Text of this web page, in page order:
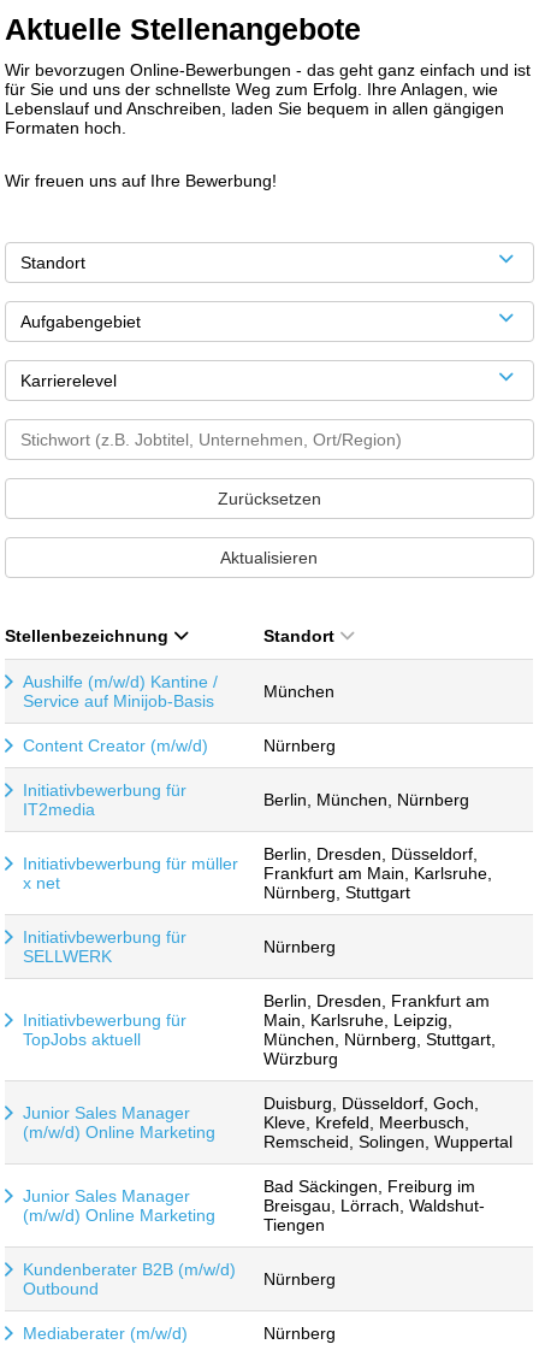
Aktuelle Stellenangebote
Wir bevorzugen Online-Bewerbungen - das geht ganz einfach und ist
für Sie und uns der schnellste Weg zum Erfolg. Ihre Anlagen, wie
Lebenslauf und Anschreiben, laden Sie bequem in allen gängigen
Formaten hoch.
Wir freuen uns auf Ihre Bewerbung!
Standort
Aufgabengebiet
Karrierelevel
Zurücksetzen
Aktualisieren
Stellenbezeichnung Standort
Aushilfe (m/w/d) Kantine /
Service auf Minijob-Basis
München
Content Creator (m/w/d) Nürnberg
Initiativbewerbung für
IT2media
Berlin, München, Nürnberg
Initiativbewerbung für müller
x net
Berlin, Dresden, Düsseldorf,
Frankfurt am Main, Karlsruhe,
Nürnberg, Stuttgart
Initiativbewerbung für
SELLWERK
Nürnberg
Initiativbewerbung für
TopJobs aktuell
Berlin, Dresden, Frankfurt am
Main, Karlsruhe, Leipzig,
München, Nürnberg, Stuttgart,
Würzburg
Junior Sales Manager
(m/w/d) Online Marketing
Duisburg, Düsseldorf, Goch,
Kleve, Krefeld, Meerbusch,
Remscheid, Solingen, Wuppertal
Junior Sales Manager
(m/w/d) Online Marketing
Bad Säckingen, Freiburg im
Breisgau, Lörrach, Waldshut-
Tiengen
Kundenberater B2B (m/w/d)
Outbound
Nürnberg
Mediaberater (m/w/d) Nürnberg